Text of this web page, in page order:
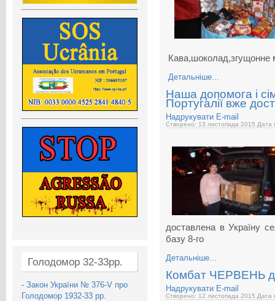
Голодомор 32-33рр.
- Закон України № 376-V про
Голодомор 1932-33 рр.
Кава,шоколад,згущонне
Детальніше...
Наша допомога і
Португалії вже
Надрукувати E-mail
Створено: 13 листопада 2015 Дата
доставлена в Україну
базу 8-го
Детальніше...
Комбат ЧЕРВЕНЬ
Надрукувати E-mail
Створено: 12 листопада 2015 Дата